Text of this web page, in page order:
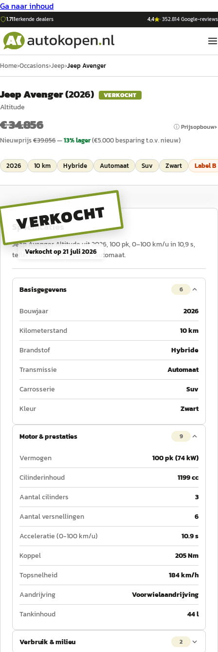
Ga naar inhoud
1.711erkende dealers 4,4 ·352.814Google-reviews
Home›Occasions›Jeep›Jeep Avenger
Jeep Avenger(2026) VERKOCHT
Altitude
€ 34.856 ⓘ Prijsopbouw
Nieuwprijs€39.856—13% lager(€5.000besparing t.o.v. nieuw)
2026 10 km Hybride Automaat Suv Zwart LabelB
VERKOCHT
Verkocht op21 juli 2026
Specificaties
Jeep Avenger Altitude uit 2026, 100 pk, 0–100 km/u in 10,9 s,
tellerstand 10 km, hybride, automaat.
Basisgegevens 6
Bouwjaar
2026
Kilometerstand
10 km
Brandstof
Hybride
Transmissie
Automaat
Carrosserie
Suv
Kleur
Zwart
Motor & prestaties 9
Vermogen
100 pk (74 kW)
Cilinderinhoud
1199 cc
Aantal cilinders
3
Aantal versnellingen
6
Acceleratie (0-100 km/u)
10.9 s
Koppel
205 Nm
Topsnelheid
184 km/h
Aandrijving
Voorwielaandrijving
Tankinhoud
44 l
Verbruik & milieu 2